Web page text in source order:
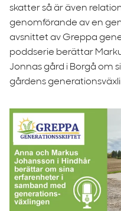
skatter så är även
genomförande av en
avsnittet av Greppa
poddserie berättar
Jonnas gård i Borgå om
gårdens